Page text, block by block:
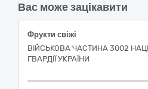
Вас може зацікавити
Фрукти свіжі
ВІЙСЬКОВА ЧАСТИНА 3002
ГВАРДІЇ УКРАЇНИ